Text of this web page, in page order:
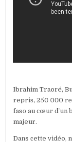
Ibrahim Traoré,
repris, 250 000
faso au cœur
majeur.
Dans cette vidéo,